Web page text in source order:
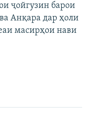
ҷойгузин барои
Анқара дар ҳоли
масирҳои нави